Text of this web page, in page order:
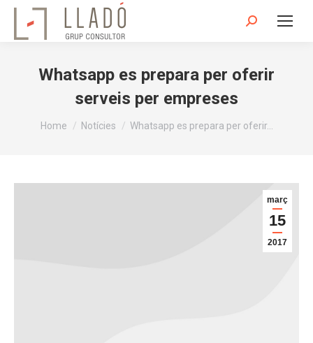
Search:
Whatsapp es prepara per oferir
serveis per empreses
You are here:
Home Notícies Whatsapp es prepara per oferir…
març
15
2017